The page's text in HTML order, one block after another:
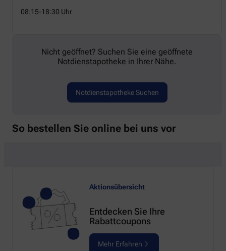
08:15-18:30 Uhr
Nicht geöffnet? Suchen Sie eine geöffnete
Notdienstapotheke in Ihrer Nähe.
Notdienstapotheke Suchen
So bestellen Sie online bei uns vor
Aktionsübersicht
Entdecken Sie Ihre
Rabattcoupons
Mehr Erfahren